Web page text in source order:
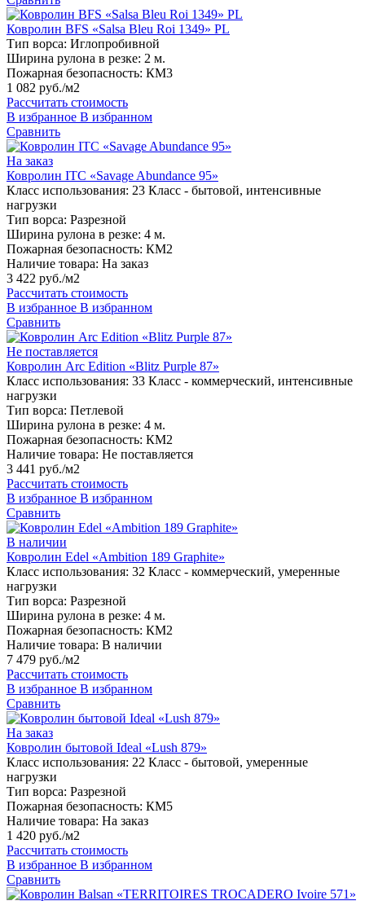
Ковролин BFS «Salsa Bleu Roi 1349» PL
Тип ворса: Иглопробивной
Ширина рулона в резке: 2 м.
Пожарная безопасность: КМ3
1 082 руб./м2
Рассчитать стоимость
В избранное В избранном
Сравнить
На заказ
Ковролин ITC «Savage Abundance 95»
Класс использования: 23 Класс - бытовой, интенсивные
нагрузки
Тип ворса: Разрезной
Ширина рулона в резке: 4 м.
Пожарная безопасность: КМ2
Наличие товара: На заказ
3 422 руб./м2
Рассчитать стоимость
В избранное В избранном
Сравнить
Не поставляется
Ковролин Arc Edition «Blitz Purple 87»
Класс использования: 33 Класс - коммерческий, интенсивные
нагрузки
Тип ворса: Петлевой
Ширина рулона в резке: 4 м.
Пожарная безопасность: КМ2
Наличие товара: Не поставляется
3 441 руб./м2
Рассчитать стоимость
В избранное В избранном
Сравнить
В наличии
Ковролин Edel «Ambition 189 Graphite»
Класс использования: 32 Класс - коммерческий, умеренные
нагрузки
Тип ворса: Разрезной
Ширина рулона в резке: 4 м.
Пожарная безопасность: КМ2
Наличие товара: В наличии
7 479 руб./м2
Рассчитать стоимость
В избранное В избранном
Сравнить
На заказ
Ковролин бытовой Ideal «Lush 879»
Класс использования: 22 Класс - бытовой, умеренные
нагрузки
Тип ворса: Разрезной
Пожарная безопасность: КМ5
Наличие товара: На заказ
1 420 руб./м2
Рассчитать стоимость
В избранное В избранном
Сравнить